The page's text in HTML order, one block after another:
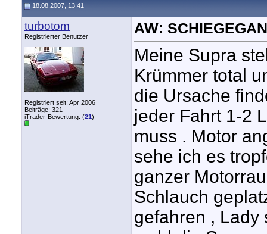
18.08.2007, 13:41
turbotom
Registrierter Benutzer
Registriert seit: Apr 2006
Beiträge: 321
iTrader-Bewertung: (21)
AW:
Meine Supra
Krümmer total
die Ursache
jeder Fahrt 1-2
muss . Motor
sehe ich es
ganzer
Schlauch
gefahren , Lady